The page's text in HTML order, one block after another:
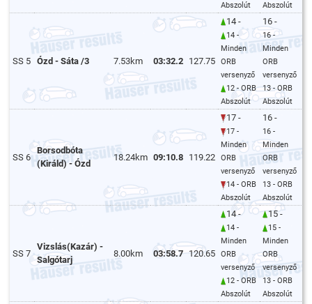
Abszolút
Abszolút
SS 5 Ózd - Sáta /3 7.53km 03:32.2 127.75
14 -
14 -
Minden
ORB
versenyző
12 - ORB
Abszolút
16 -
16 -
Minden
ORB
versenyző
13 - ORB
Abszolút
SS 6
Borsodbóta
(Királd) - Ózd
18.24km 09:10.8 119.22
17 -
17 -
Minden
ORB
versenyző
14 - ORB
Abszolút
16 -
16 -
Minden
ORB
versenyző
13 - ORB
Abszolút
SS 7
Vizslás(Kazár) -
Salgótarj
8.00km 03:58.7 120.65
14 -
14 -
Minden
ORB
versenyző
12 - ORB
Abszolút
15 -
15 -
Minden
ORB
versenyző
13 - ORB
Abszolút